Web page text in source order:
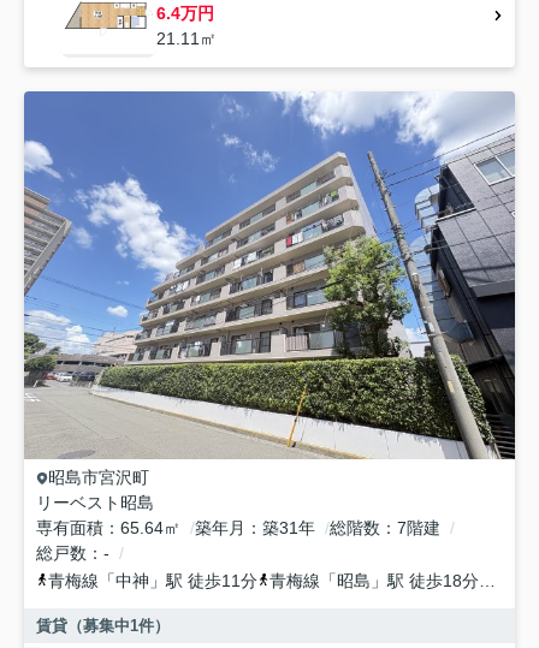
6.4万円
21.11㎡
昭島市宮沢町
リーベスト昭島
専有面積
65.64㎡ 築年月 築31年 総階数
7階建
総戸数
-
青梅線 「中神 」駅 徒歩11分 青梅線 「昭島 」駅 徒歩18分 青梅
賃貸（募集中1件）